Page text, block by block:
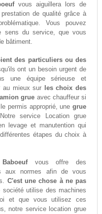
vous aiguillera lors de
de qualité grâce à
Vous pouvez
sens du service, que vous
bâtiment.
des particuliers ou des
ont un besoin urgent de
une équipe sérieuse et
au mieux sur
les choix des
grue avec chauffeur si
permis approprié, unegrue
service Location grue
levage et manutention qui
étapes du choix à
vous offre des
aux normes afin de vous
C'est une chose à ne pas
utilise des machines
et que vous utilisez ces
notre service location grue